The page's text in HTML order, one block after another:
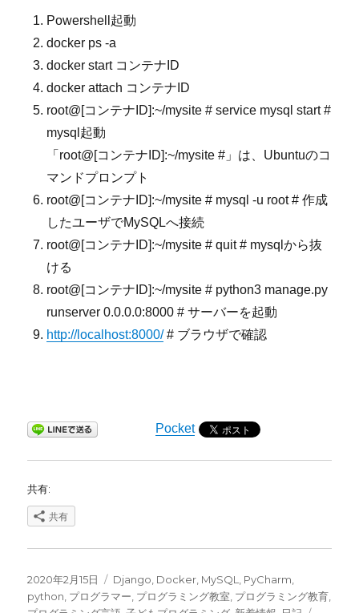
Powershell起動
docker ps -a
docker start コンテナID
docker attach コンテナID
root@[コンテナID]:~/mysite # service mysql start #
mysql起動
「root@[コンテナID]:~/mysite #」は、Ubuntuのコ
マンドプロンプト
root@[コンテナID]:~/mysite # mysql -u root # 作成
したユーザでMySQLへ接続
root@[コンテナID]:~/mysite # quit # mysqlから抜
ける
root@[コンテナID]:~/mysite # python3 manage.py
runserver 0.0.0.0:8000 # サーバーを起動
http://localhost:8000/# ブラウザで確認
Pocket
共有:
共有
投
稿
2020年2月15日
カ
テ
Django Docker MySQL PyCharm
python プログラマー プログラミング教室 プログラミング教育